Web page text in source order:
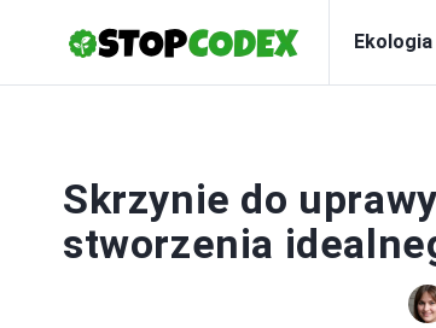
Ekologia
Skrzynie do
stworzenia